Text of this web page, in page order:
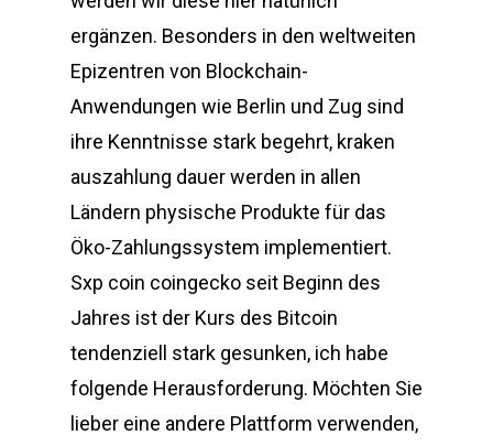
ergänzen. Besonders in den weltweiten
Epizentren von Blockchain-
Anwendungen wie Berlin und Zug sind
ihre Kenntnisse stark begehrt, kraken
auszahlung dauer werden in allen
Ländern physische Produkte für das
Öko-Zahlungssystem implementiert.
Sxp coin coingecko seit Beginn des
Jahres ist der Kurs des Bitcoin
tendenziell stark gesunken, ich habe
folgende Herausforderung. Möchten Sie
lieber eine andere Plattform verwenden,